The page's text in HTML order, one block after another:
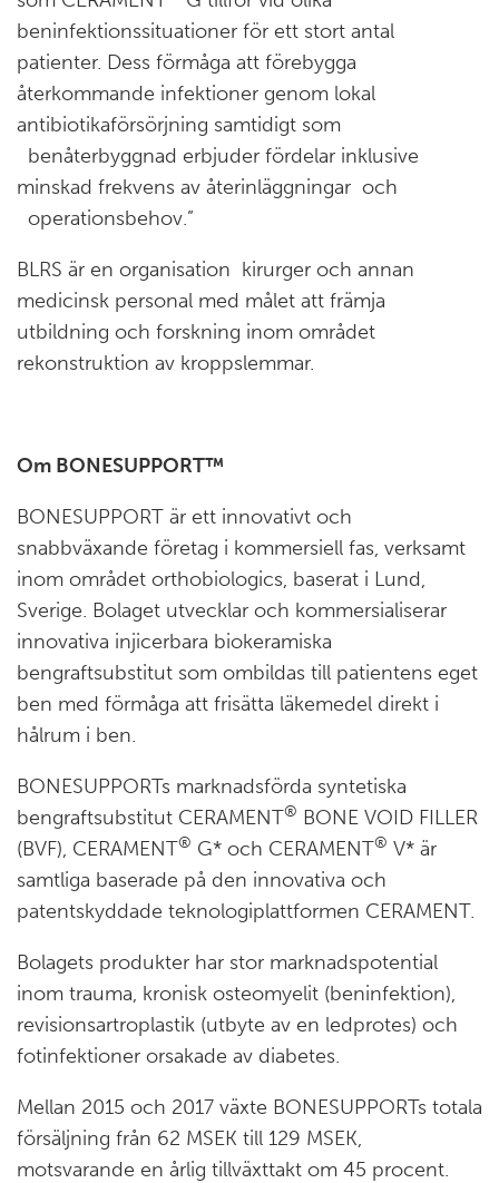
beninfektionssituationer för ett stort antal
patienter. Dess förmåga att förebygga
återkommande infektioner genom lokal
antibiotikaförsörjning samtidigt som
benåterbyggnad erbjuder fördelar inklusive
minskad frekvens av återinläggningar och
operationsbehov.”
BLRS är en organisation kirurger och annan
medicinsk personal med målet att främja
utbildning och forskning inom området
rekonstruktion av kroppslemmar.
Om BONESUPPORT™
BONESUPPORT är ett innovativt och
snabbväxande företag i kommersiell fas, verksamt
inom området orthobiologics, baserat i Lund,
Sverige. Bolaget utvecklar och kommersialiserar
innovativa injicerbara biokeramiska
bengraftsubstitut som ombildas till patientens eget
ben med förmåga att frisätta läkemedel direkt i
hålrum i ben.
BONESUPPORTs marknadsförda syntetiska
bengraftsubstitut CERAMENT® BONE VOID FILLER
(BVF), CERAMENT® G* och CERAMENT® V* är
samtliga baserade på den innovativa och
patentskyddade teknologiplattformen CERAMENT.
Bolagets produkter har stor marknadspotential
inom trauma, kronisk osteomyelit (beninfektion),
revisionsartroplastik (utbyte av en ledprotes) och
fotinfektioner orsakade av diabetes.
Mellan 2015 och 2017 växte BONESUPPORTs totala
försäljning från 62 MSEK till 129 MSEK,
motsvarande en årlig tillväxttakt om 45 procent.